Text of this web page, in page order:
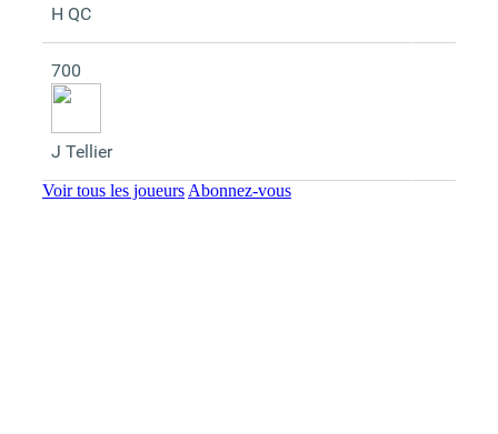
H QC
700
J Tellier
Voir tous les joueurs Abonnez-vous